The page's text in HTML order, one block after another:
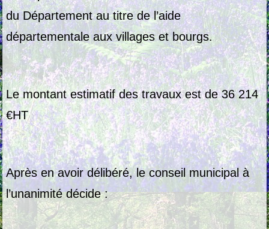
du Département au titre de l’aide
départementale aux villages et bourgs.
Le montant estimatif des travaux est de 36 214
€HT
Après en avoir délibéré, le conseil municipal à
l’unanimité décide :